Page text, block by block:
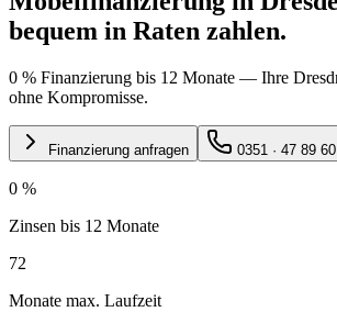
bequem in Raten zahlen.
0 % Finanzierung bis 12 Monate — Ihre
ohne Kompromisse.
Finanzierung anfragen 0351 · 47 89 60
0 %
Zinsen bis 12 Monate
72
Monate max. Laufzeit